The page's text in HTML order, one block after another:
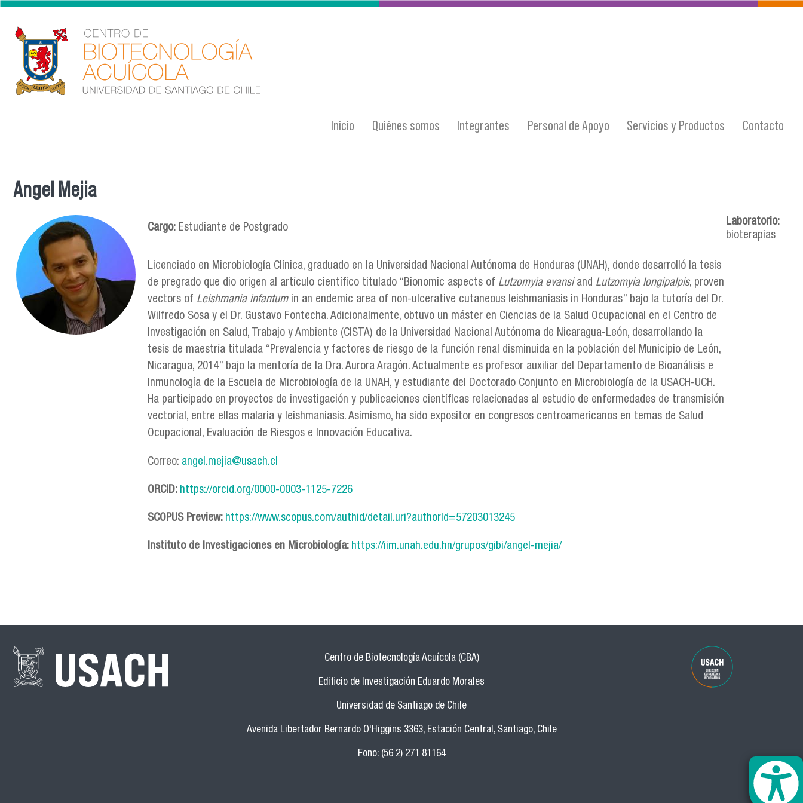
Pasar al contenido principal
Inicio Quiénes somos Integrantes Personal de Apoyo Servicios y Productos Contacto
Se encuentra usted aquí
Angel Mejia
Cargo: Estudiante de Postgrado
Licenciado en Microbiología Clínica, graduado en la Universidad Nacional Autónoma de Honduras (UNAH), donde desarrolló la tesis
de pregrado que dio origen al artículo científico titulado “Bionomic aspects of Lutzomyia evansiand Lutzomyia longipalpis, proven
vectors of Leishmania infantumin an endemic area of non-ulcerative cutaneous leishmaniasis in Honduras” bajo la tutoría del Dr.
Wilfredo Sosa y el Dr. Gustavo Fontecha. Adicionalmente, obtuvo un máster en Ciencias de la Salud Ocupacional en el Centro de
Investigación en Salud, Trabajo y Ambiente (CISTA) de la Universidad Nacional Autónoma de Nicaragua-León, desarrollando la
tesis de maestría titulada “Prevalencia y factores de riesgo de la función renal disminuida en la población del Municipio de León,
Nicaragua, 2014” bajo la mentoría de la Dra. Aurora Aragón. Actualmente es profesor auxiliar del Departamento de Bioanálisis e
Inmunología de la Escuela de Microbiología de la UNAH, y estudiante del Doctorado Conjunto en Microbiología de la USACH-UCH.
Ha participado en proyectos de investigación y publicaciones científicas relacionadas al estudio de enfermedades de transmisión
vectorial, entre ellas malaria y leishmaniasis. Asimismo, ha sido expositor en congresos centroamericanos en temas de Salud
Ocupacional, Evaluación de Riesgos e Innovación Educativa.
Correo: angel.mejia@usach.cl
ORCID: https://orcid.org/0000-0003-1125-7226
SCOPUS Preview: https://www.scopus.com/authid/detail.uri?authorId=57203013245
Instituto de Investigaciones en Microbiología: https://iim.unah.edu.hn/grupos/gibi/angel-mejia/
Laboratorio:
bioterapias
Centro de Biotecnología Acuícola (CBA)
Edificio de Investigación Eduardo Morales
Universidad de Santiago de Chile
Avenida Libertador Bernardo O'Higgins 3363, Estación Central, Santiago, Chile
Fono: (56 2) 271 81164